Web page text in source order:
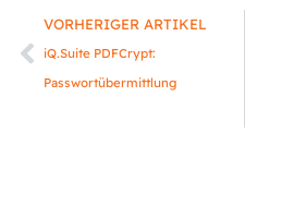
Zurück
VORHERIGER ARTIKEL
iQ.Suite PDFCrypt:
Passwortübermittlung